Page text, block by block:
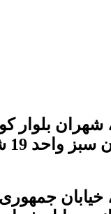
شهران بلوار
خیابان